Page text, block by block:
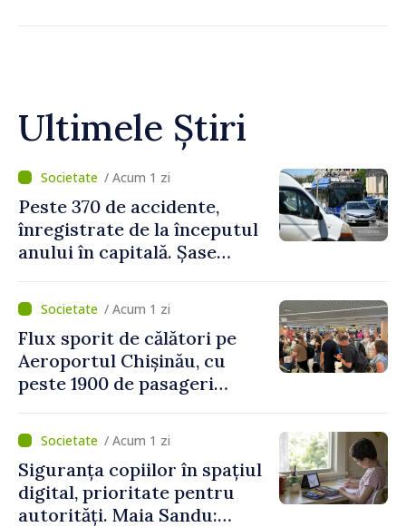
Ultimele Știri
/ Acum 1 zi
Peste 370 de accidente,
înregistrate de la începutul
anului în capitală. Șase
/ Acum 1 zi
Flux sporit de călători pe
Aeroportul Chișinău, cu
peste 1900 de pasageri
de vârf a concediilor
/ Acum 1 zi
Siguranța copiilor în spațiul
digital, prioritate pentru
autorități. Maia Sandu: